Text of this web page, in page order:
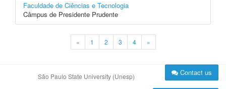
Faculdade de Ciências e Tecnologia
Câmpus de Presidente Prudente
« 1 2 3 4 »
São Paulo State University (Unesp) Contact us